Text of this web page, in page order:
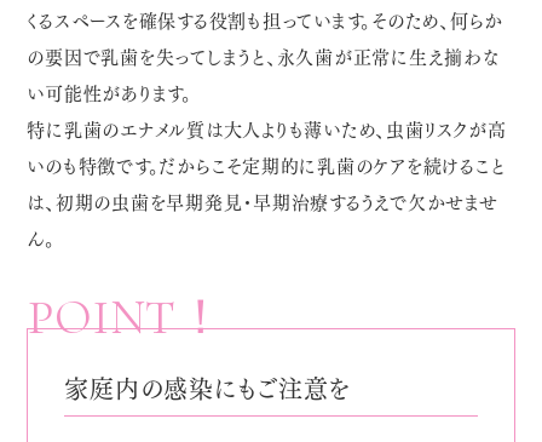
くるスペースを確保する役割も担っています。そのため、何らか
の要因で乳歯を失ってしまうと、永久歯が正常に生え揃わな
い可能性があります。
特に乳歯のエナメル質は大人よりも薄いため、虫歯リスクが高
いのも特徴です。だからこそ定期的に乳歯のケアを続けること
は、初期の虫歯を早期発見・早期治療するうえで欠かせませ
ん。
POINT！
家庭内の感染にもご注意を